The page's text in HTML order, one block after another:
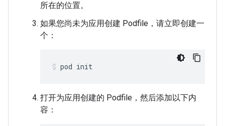
所在的位置。
如果您尚未为应用创建 Podfile，请立即创建一
个：
pod init
打开为应用创建的 Podfile，然后添加以下内
容：